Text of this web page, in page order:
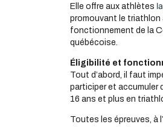
Elle offre aux athlètes
promouvant le triathlon
fonctionnement de la
québécoise.
Éligibilité et
Tout d’abord, il faut
participer et accumuler
16 ans et plus en
Toutes les épreuves, à